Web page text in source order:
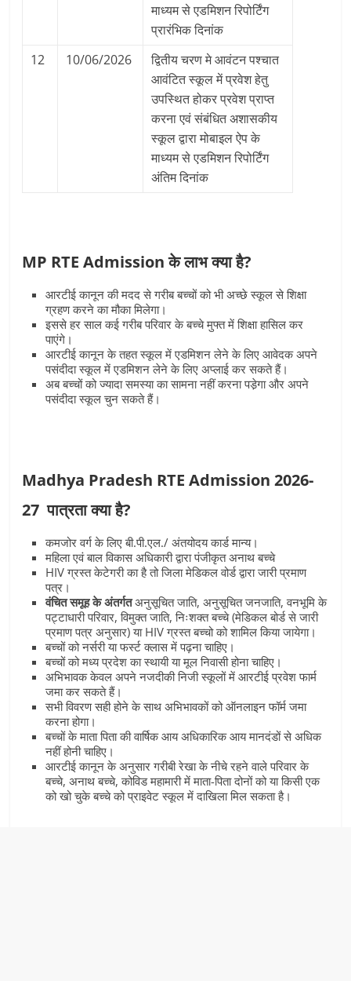
माध्यम से एडमिशन रिपोर्टिंग
प्रारंभिक दिनांक
12
10/06/2026
द्वितीय चरण मे आवंटन पश्चात
आवंटित स्कूल में प्रवेश हेतु
उपस्थित होकर प्रवेश प्राप्त
करना एवं संबंधित अशासकीय
स्कूल द्वारा मोबाइल ऐप के
माध्यम से एडमिशन रिपोर्टिंग
अंतिम दिनांक
MP RTE Admissionकेलाभक्या है?
आरटीई कानून की मदद से गरीब बच्चों को भी अच्छे स्कूल से शिक्षा
ग्रहण करने का मौका मिलेगा।
इससे हर साल कई गरीब परिवार के बच्चे मुफ्त में शिक्षा हासिल कर
पाएंगे।
आरटीई कानून के तहत स्कूल में एडमिशन लेने के लिए आवेदक अपने
पसंदीदा स्कूल में एडमिशन लेने के लिए अप्लाई कर सकते हैं।
अब बच्चों को ज्‍यादा समस्या का सामना नहीं करना पडे़गा और अपने
पसंदीदा स्कूल चुन सकते हैं।
Madhya Pradesh RTE Admission 2026-
27 पात्रताक्या है?
कमजोर वर्ग के लिए बी.पी.एल./ अंतयोदय कार्ड मान्य।
महिला एवं बाल विकास अधिकारी द्वारा पंजीकृत अनाथ बच्चे
HIV ग्रस्त केटेगरी का है तो जिला मेडिकल वोर्ड द्वारा जारी प्रमाण
पत्र।
वंचित समूह के अंतर्गतअनुसूचित जाति, अनुसूचित जनजाति, वनभूमि के
पट्टाधारी परिवार, विमुक्त जाति, निःशक्त बच्चे (मेडिकल बोर्ड से जारी
प्रमाण पत्र अनुसार) या HIV ग्रस्त बच्चो को शामिल किया जायेगा।
बच्चों को नर्सरी या फर्स्ट क्लास में पढ़ना चाहिए।
बच्चों को मध्य प्रदेश का स्थायी या मूल निवासी होना चाहिए।
अभिभावक केवल अपने नजदीकी निजी स्कूलों में आरटीई प्रवेश फार्म
जमा कर सकते हैं।
सभी विवरण सही होने के साथ अभिभावकों को ऑनलाइन फॉर्म जमा
करना होगा।
बच्चों के माता पिता की वार्षिक आय अधिकारिक आय मानदंडों से अधिक
नहीं होनी चाहिए।
आरटीई कानून के अनुसार गरीबी रेखा के नीचे रहने वाले परिवार के
बच्चे, अनाथ बच्चे, कोविड महामारी में माता-पिता दोनों को या किसी एक
को खो चुके बच्चे को प्राइवेट स्कूल में दाखिला मिल सकता है।